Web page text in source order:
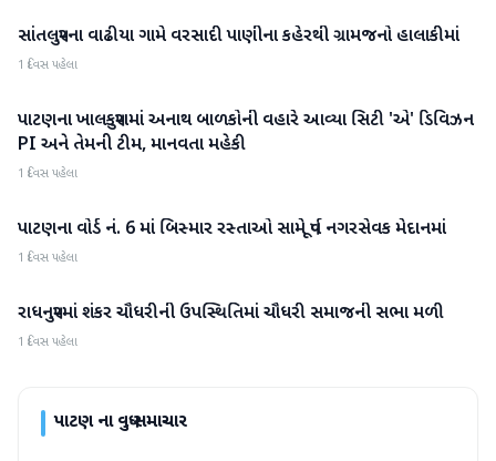
પાટણ
સાંતલપુરના વાઢીયા ગામે વરસાદી પાણીના કહેરથી ગ્રામજનો હાલાકીમાં
1 દિવસ પહેલા
પાટણ
પાટણના ખાલકપુરામાં અનાથ બાળકોની વહારે આવ્યા સિટી 'એ' ડિવિઝન
PI અને તેમની ટીમ, માનવતા મહેકી
1 દિવસ પહેલા
પાટણ
પાટણના વોર્ડ નં. 6 માં બિસ્માર રસ્તાઓ સામે પૂર્વ નગરસેવક મેદાનમાં
1 દિવસ પહેલા
પાટણ
રાધનપુરમાં શંકર ચૌધરીની ઉપસ્થિતિમાં ચૌધરી સમાજની સભા મળી
1 દિવસ પહેલા
પાટણના વધુ સમાચાર